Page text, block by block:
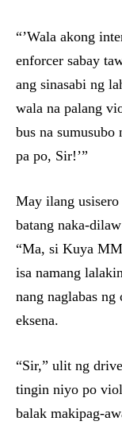
“’Wala akong
enforcer sabay
ang sinasabi ng
wala na palang
bus na sumusubo
pa po, Sir!’”
May ilang
batang naka-
“Ma, si Kuya
isa namang
nang naglabas
eksena.
“Sir,” ulit ng
tingin niyo po
balak makipag-